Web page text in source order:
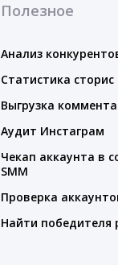
Полезное
Анализ
Статистика
Выгрузка
Аудит Инстаграм
Чекап аккаунта в
SMM
Проверка
Найти победителя